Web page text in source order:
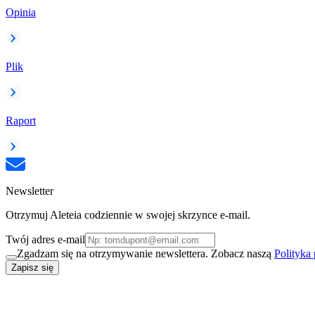
Opinia
Plik
Raport
Newsletter
Otrzymuj Aleteia codziennie w swojej skrzynce e-mail.
Twój adres e-mail
Zgadzam się na otrzymywanie newslettera. Zobacz naszą Polityka
Zapisz się